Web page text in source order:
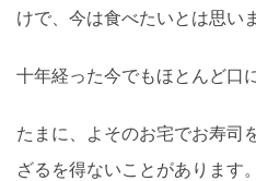
けで、今は食べたいとは思い
十年経った今でもほとんど口
たまに、よそのお宅でお寿司
ざるを得ないことがあります。